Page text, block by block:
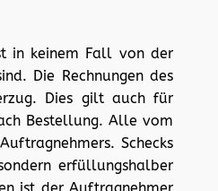
in keinem Fall von der
Die Rechnungen des
Dies gilt auch für
Bestellung. Alle vom
Schecks
erfüllungshalber